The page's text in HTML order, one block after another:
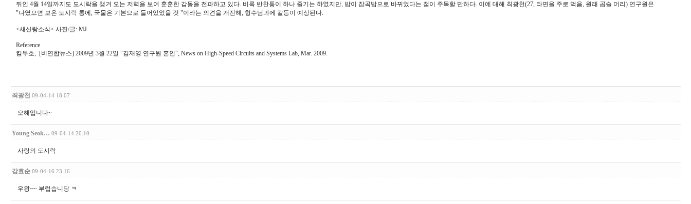
뒤인 4월 14일까지도 도시락을 챙겨 오는 저력을 보여 훈훈한 감동을 전파하고 있다. 비록 반찬통이 하나 줄기는 하였지만, 밥이 잡곡밥으로 바뀌었다는 점이 주목할 만하다. 이에 대해 최광천(27, 라면을 주로 먹음, 원래 곱슬 머리) 연구원은
"나였으면 보온 도시락 통에, 국물은 기본으로 들어있었을 것 "이라는 의견을 개진해, 형수님과에 갈등이 예상된다.
<새신랑소식> 사진/글: MJ
Reference
킴두호, [비연합뉴스] 2009년 3월 22일 "김재영 연구원 혼인", News on High-Speed Circuits and Systems Lab, Mar. 2009.
최광천 09-04-14 18:07
오해입니다~
Young Seok… 09-04-14 20:10
사랑의 도시락
강효순 09-04-16 23:16
우왕~~ 부럽습니당 ㅋ